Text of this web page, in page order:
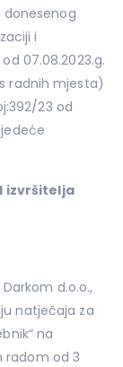
donesenog
i
07.08.2023.g.
radnih mjesta)
23 od
izvršitelja
d.o.o.,
natječaja za
na
radom od 3